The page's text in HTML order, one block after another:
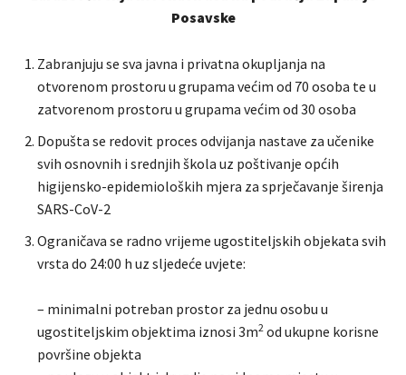
Posavske
Zabranjuju se sva javna i privatna okupljanja na
otvorenom prostoru u grupama većim od 70 osoba te u
zatvorenom prostoru u grupama većim od 30 osoba
Dopušta se redovit proces odvijanja nastave za učenike
svih osnovnih i srednjih škola uz poštivanje općih
higijensko-epidemioloških mjera za sprječavanje širenja
SARS-CoV-2
Ograničava se radno vrijeme ugostiteljskih objekata svih
vrsta do 24:00 h uz sljedeće uvjete:
– minimalni potreban prostor za jednu osobu u
ugostiteljskim objektima iznosi 3m2 od ukupne korisne
površine objekta